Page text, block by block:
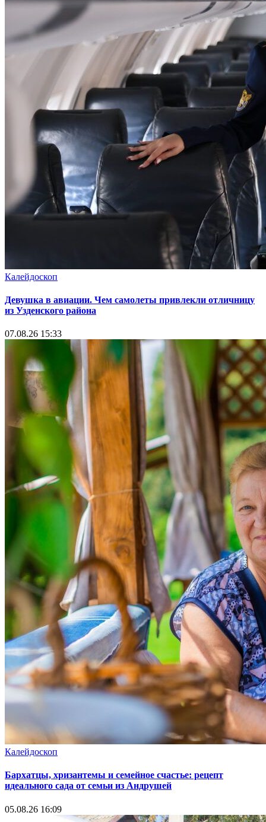
Калейдоскоп
Девушка в авиации. Чем самолеты привлекли отличницу
из Узденского района
07.08.26 15:33
Калейдоскоп
Бархатцы, хризантемы и семейное счастье: рецепт
идеального сада от семьи из Андрушей
05.08.26 16:09